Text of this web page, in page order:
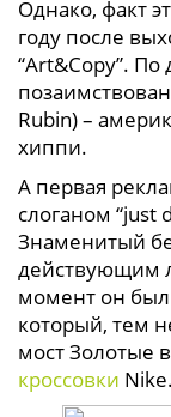
Однако, факт
году после
“Art&Copy”. По
Rubin) –
хиппи.
А первая
слоганом “just
Знаменитый
действующим
момент он
который, тем
мост Золотые
кроссовки Nike.